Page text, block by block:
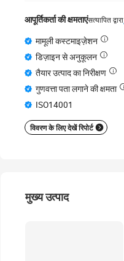
आपूर्तिकर्ता की क्षमताएंसत्यापित द्वारा
मामूली कस्टमाइज़ेशन
डिज़ाइन से अनुकूलन
तैयार उत्पाद का निरीक्षण
गुणवत्ता पता लगाने की क्षमता
ISO14001
विवरण के लिए देखें रिपोर्ट
मुख्य उत्पाद